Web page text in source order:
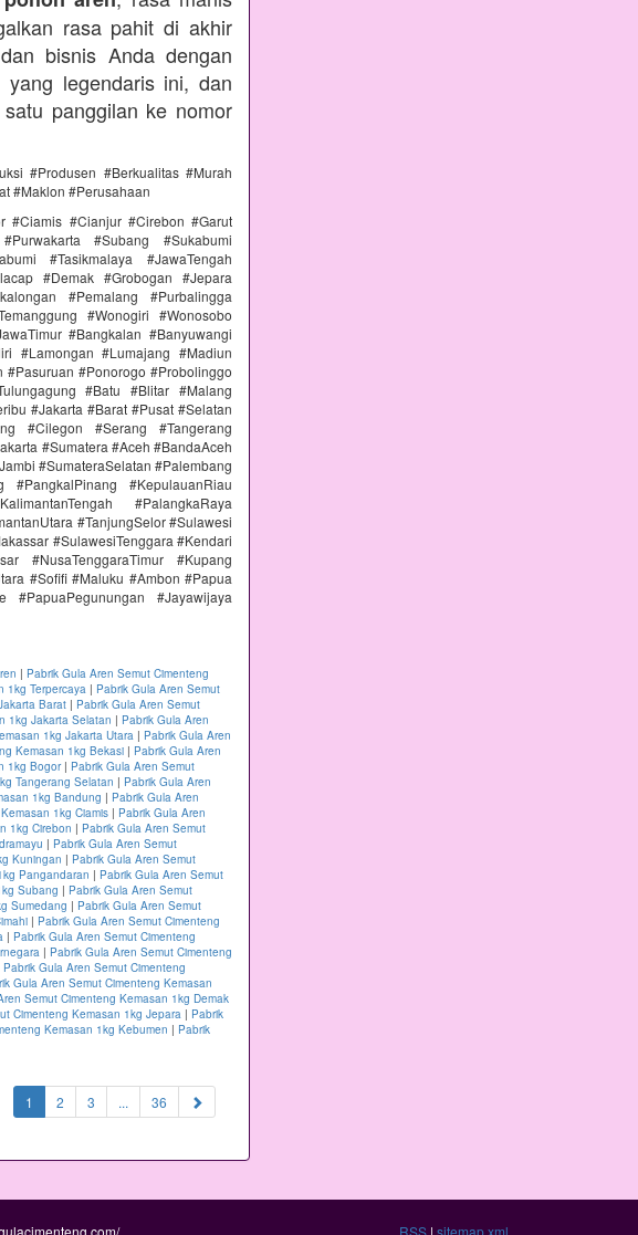
rasa pahit di akhir
bisnis Anda dengan
legendaris ini, dan
panggilan ke nomor
#Produsen #Berkualitas #Murah
#Maklon #Perusahaan
#Ciamis #Cianjur #Cirebon #Garut
#Subang #Sukabumi
#Tasikmalaya #JawaTengah
#Demak #Grobogan #Jepara
#Pemalang #Purbalingga
#Wonogiri #Wonosobo
#Bangkalan #Banyuwangi
#Lamongan #Lumajang #Madiun
#Ponorogo #Probolinggo
#Batu #Blitar #Malang
#Jakarta #Barat #Pusat #Selatan
#Cilegon #Serang #Tangerang
#Sumatera #Aceh #BandaAceh
#SumateraSelatan #Palembang
#PangkalPinang #KepulauanRiau
#PalangkaRaya
#TanjungSelor #Sulawesi
#SulawesiTenggara #Kendari
#NusaTenggaraTimur #Kupang
#Sofifi #Maluku #Ambon #Papua
#PapuaPegunungan #Jayawijaya
| Pabrik Gula Aren Semut Cimenteng
1kg Terpercaya | Pabrik Gula Aren Semut
Barat | Pabrik Gula Aren Semut
1kg Jakarta Selatan | Pabrik Gula Aren
1kg Jakarta Utara | Pabrik Gula Aren
Kemasan 1kg Bekasi | Pabrik Gula Aren
1kg Bogor| Pabrik Gula Aren Semut
Tangerang Selatan | Pabrik Gula Aren
1kg Bandung | Pabrik Gula Aren
1kg Ciamis | Pabrik Gula Aren
1kg Cirebon | Pabrik Gula Aren Semut
| Pabrik Gula Aren Semut
Kuningan | Pabrik Gula Aren Semut
Pangandaran | Pabrik Gula Aren Semut
Subang | Pabrik Gula Aren Semut
Sumedang | Pabrik Gula Aren Semut
| Pabrik Gula Aren Semut Cimenteng
| Pabrik Gula Aren Semut Cimenteng
| Pabrik Gula Aren Semut Cimenteng
Pabrik Gula Aren Semut Cimenteng
Gula Aren Semut Cimenteng Kemasan
Semut Cimenteng Kemasan 1kg Demak
Cimenteng Kemasan 1kg Jepara | Pabrik
Kemasan 1kg Kebumen | Pabrik
1 (current)
2 3 ... 36
RSS | sitemap.xml